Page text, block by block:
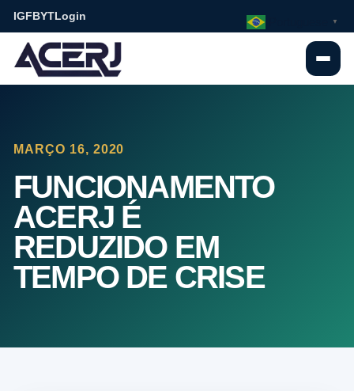
IGFBYTLogin
MARÇO 16, 2020
FUNCIONAMENTO
ACERJ É
REDUZIDO EM
TEMPO DE CRISE
▼